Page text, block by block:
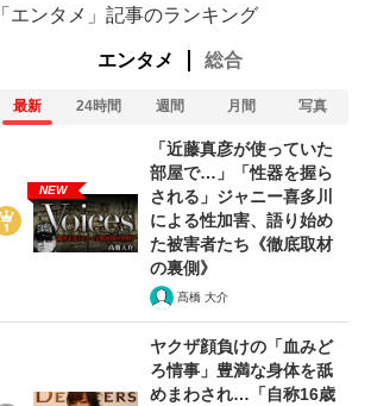
「エンタメ」記事のランキング
エンタメ 総合
最新 24時間 週間 月間 写真
NEW
「近藤真彦が使っていた
部屋で…」「性器を握ら
される」ジャニー喜多川
による性加害、語り始め
た被害者たち《徹底取材
の裏側》
髙橋 大介
ヤクザ顔負けの「血みど
ろ情事」豊満な身体を舐
めまわされ…「自称16歳